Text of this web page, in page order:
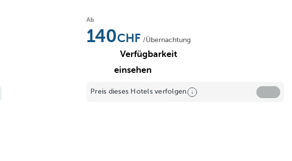
Ab
140 /Übernachtung
Verfügbarkeit
einsehen
Preis dieses Hotels verfolgen